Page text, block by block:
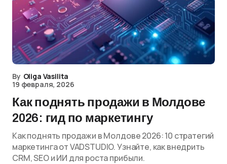
By Oliga Vasilita
19 февраля, 2026
Как поднять продажи в Молдове
2026: гид по маркетингу
Как поднять продажи в Молдове 2026: 10 стратегий
маркетинга от VADSTUDIO. Узнайте, как внедрить
CRM, SEO и ИИ для роста прибыли.